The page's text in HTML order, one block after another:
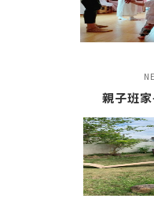
親子班